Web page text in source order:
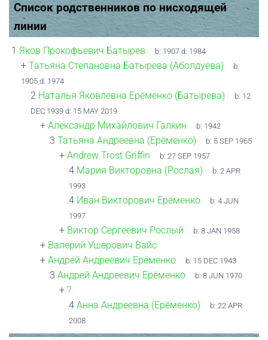
Список родственников по нисходящей
линии
1 Яков Прокофьевич Батырев b: 1907 d: 1984
+ Татьяна Степановна Батырева (Аболдуева)
b:
1905 d: 1974
2 Наталья Яковлевна Ерёменко (Батырева) b: 12
DEC 1939 d: 15 MAY 2019
+ Александр Михайлович Галкин b: 1942
3 Татьяна Андреевна (Ерёменко) b: 5 SEP 1965
+ Andrew Trost Griffin b:27 SEP 1957
4 Мария Викторовна (Рослая) b:2 APR
1993
4 Иван Викторович Ерёменко b:4 JUN
1997
+ Виктор Сергеевич Рослый b:8 JAN 1958
+ Валерий Ушерович Вайс
+ Андрей Андреевич Ерёменко b: 15 DEC 1943
3 Андрей Андреевич Ерёменко b:8 JUN 1970
+ ?
4 Анна Андреевна (Ерёменко) b:22 APR
2008